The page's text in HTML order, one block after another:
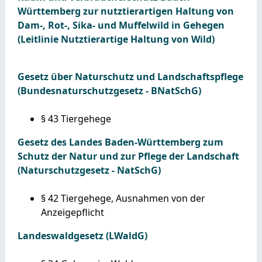
Württemberg zur nutztierartigen Haltung von
Dam-, Rot-, Sika- und Muffelwild in Gehegen
(Leitlinie Nutztierartige Haltung von Wild)
Gesetz über Naturschutz und Landschaftspflege
(Bundesnaturschutzgesetz - BNatSchG)
§ 43Tiergehege
Gesetz des Landes Baden-Württemberg zum
Schutz der Natur und zur Pflege der Landschaft
(Naturschutzgesetz - NatSchG)
§ 42Tiergehege, Ausnahmen von der
Anzeigepflicht
Landeswaldgesetz (LWaldG)